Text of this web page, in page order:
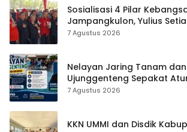
Sosialisasi 4 Pilar
Jampangkulon, Yulius
Pentingnya Persatuan
7 Agustus 2026
Nelayan Jaring Tanam
Ujunggenteng Sepakat
Penangkapan
7 Agustus 2026
KKN UMMI dan Disdik